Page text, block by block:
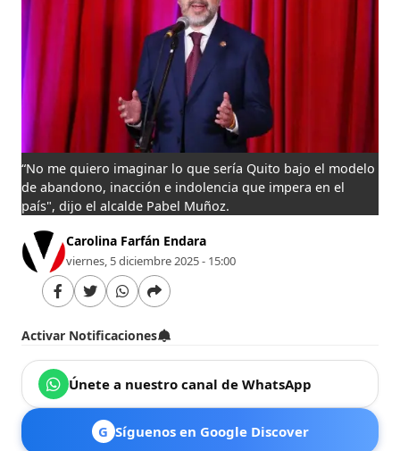
“No me quiero imaginar lo que sería Quito bajo el modelo
de abandono, inacción e indolencia que impera en el
país", dijo el alcalde Pabel Muñoz.
Carolina Farfán Endara
viernes, 5 diciembre 2025 - 15:00
Activar Notificaciones
Únete a nuestro canal de WhatsApp
G Síguenos en Google Discover